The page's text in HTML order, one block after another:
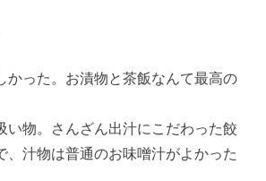
かった。お漬物と茶飯なんて最高の
い物。さんざん出汁にこだわった餃
、汁物は普通のお味噌汁がよかった